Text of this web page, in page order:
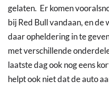
gelaten. Er komen
bij Red Bull vandaan, en
daar opheldering in te
met verschillende
laatste dag ook nog eens
helpt ook niet dat de auto